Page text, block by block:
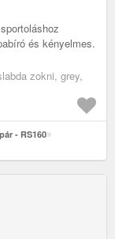
és kényelmes.
zokni, grey,
- RS160